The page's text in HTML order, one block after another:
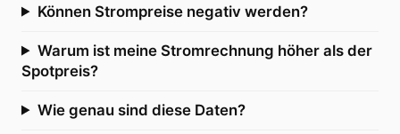
Können Strompreise negativ werden?
Warum ist meine Stromrechnung höher als der
Spotpreis?
Wie genau sind diese Daten?